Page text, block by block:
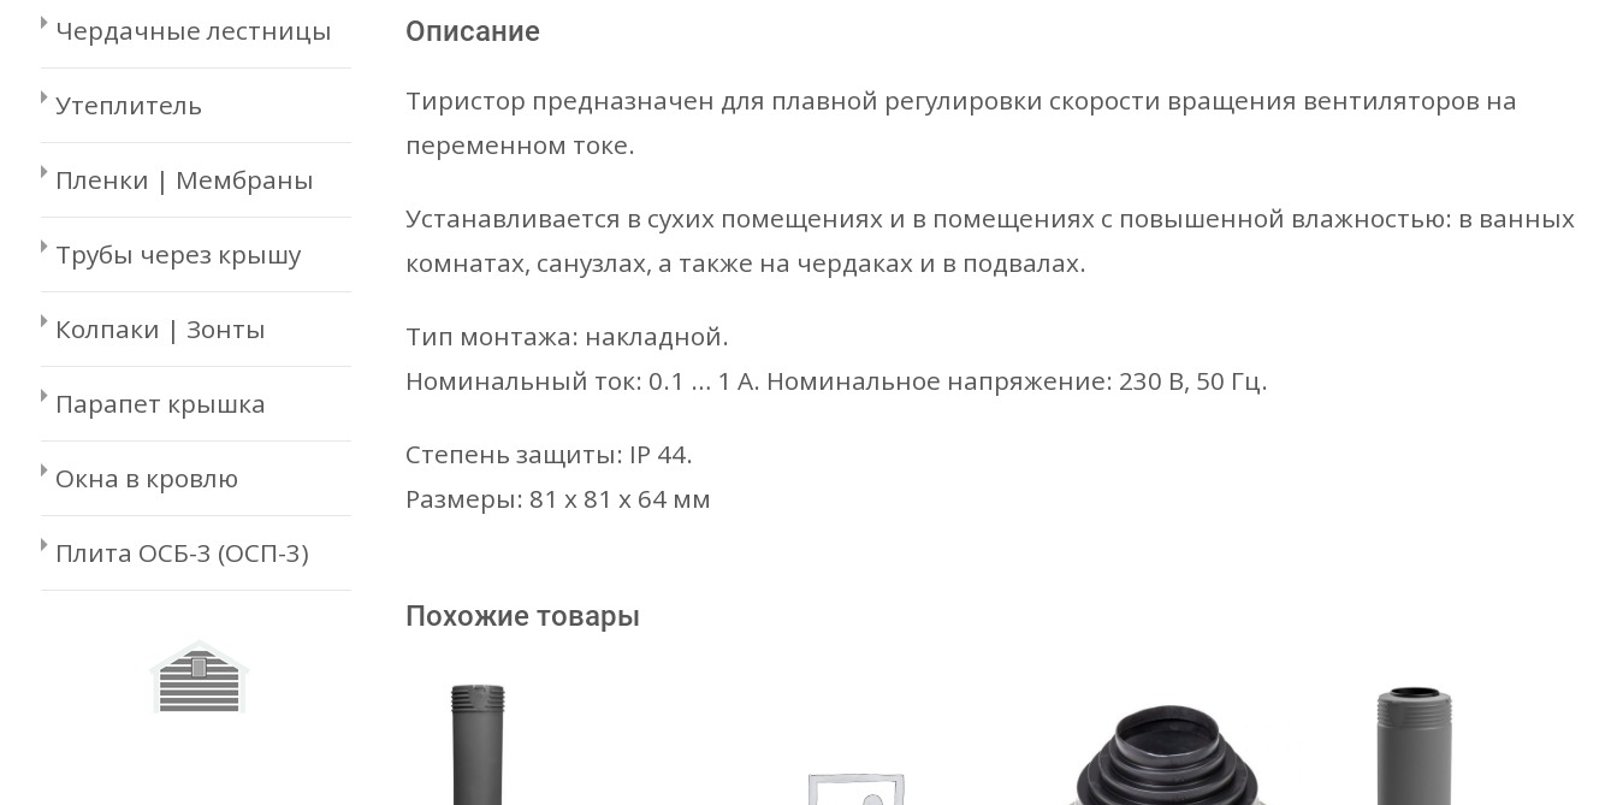
Описание
Тиристор предназначен для плавной регулировки скорости вращения вентиляторов на
переменном токе.
Устанавливается в сухих помещениях и в помещениях с повышенной влажностью: в ванных
комнатах, санузлах, а также на чердаках и в подвалах.
Тип монтажа: накладной.
Номинальный ток: 0.1 … 1 A. Номинальное напряжение: 230 В, 50 Гц.
Степень защиты: IP 44.
Размеры: 81 х 81 х 64 мм
Похожие товары
Чердачные лестницы
Утеплитель
Пленки | Мембраны
Трубы через крышу
Колпаки | Зонты
Парапет крышка
Окна в кровлю
Плита ОСБ-3 (ОСП-3)